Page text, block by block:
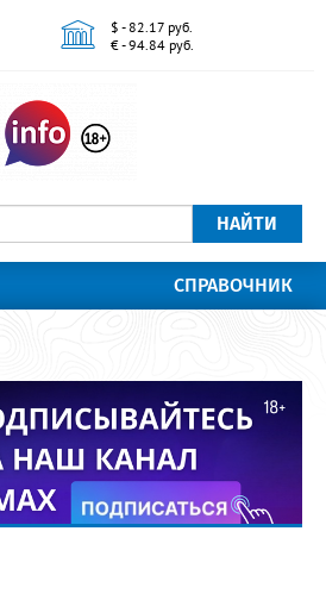
$ - 82.17 руб.
€ - 94.84 руб.
НАЙТИ
СПРАВОЧНИК